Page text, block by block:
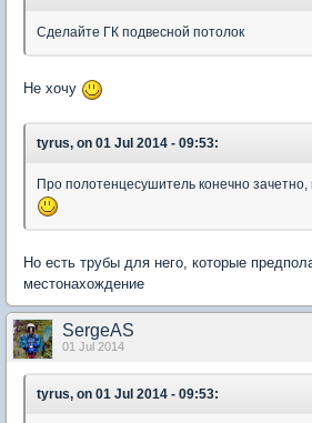
Сделайте ГК подвесной потолок
Не хочу
tyrus, on 01 Jul 2014 - 09:53:
Про полотенцесушитель конечно зачетно,
Но есть трубы для него, которые
местонахождение
SergeAS
01 Jul 2014
tyrus, on 01 Jul 2014 - 09:53: